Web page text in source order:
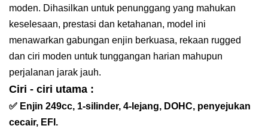
moden. Dihasilkan untuk penunggang yang mahukan
keselesaan, prestasi dan ketahanan, model ini
menawarkan gabungan enjin berkuasa, rekaan rugged
dan ciri moden untuk tunggangan harian mahupun
perjalanan jarak jauh.
Ciri - ciri utama :
✅ Enjin 249cc, 1-silinder, 4-lejang, DOHC, penyejukan
cecair, EFI.